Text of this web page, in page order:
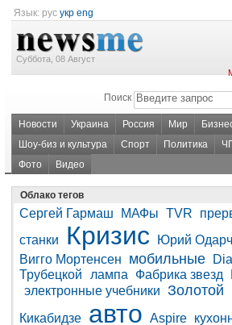
Язык: рус укр eng
Суббота, 08 Август
Поиск
Новости Украина Россия Мир
Шоу-биз и культура
Спорт Политика
Фото
Видео
Облако тегов
Сергей Гармаш МАФы TVR
станки
Кризис Юрий
Вигго Мортенсен
мобильные
Трубецкой
лампа Фабрика звезд
электронные учебники Золотой
Кикабидзе авто Aspire